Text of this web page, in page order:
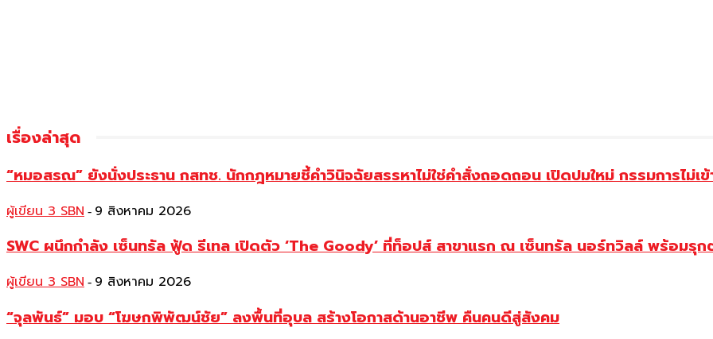
เรื่องล่าสุด
“หมอสรณ” ยังนั่งประธาน กสทช. นักกฎหมายชี้คำวินิจฉัยสรรหาไม่ใช่คำสั่งถอดถอน เปิดปมใหม่ กรรมการไม่เ
ผู้เขียน 3 SBN - 9 สิงหาคม 2026
SWC ผนึกกำลัง เซ็นทรัล ฟู้ด รีเทล เปิดตัว ‘The Goody’ ที่ท็อปส์ สาขาแรก ณ เซ็นทรัล นอร์ทวิลล์ พร้อมรุก
ผู้เขียน 3 SBN - 9 สิงหาคม 2026
“จุลพันธ์” มอบ “โฆษกพิพัฒน์ชัย” ลงพื้นที่อุบล สร้างโอกาสด้านอาชีพ คืนคนดีสู่สังคม